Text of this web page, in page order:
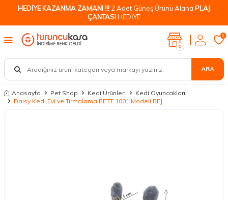
HEDİYE KAZANMA ZAMANI !!! 2 Adet Güneş Ürünü Alana PLAJ
ÇANTASIHEDİYE
ARA
0
0
Anasayfa Pet Shop Kedi Ürünleri
Kedi Oyuncakları
Daisy Kedi Evi ve Tırmalama BETT 1001 Modeli BEJ